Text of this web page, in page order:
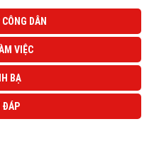
DÂN
VIỆC
BẠ
ĐÁP